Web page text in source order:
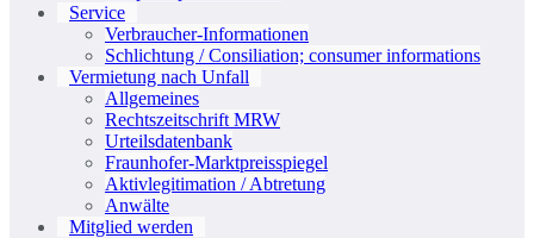
Service
Verbraucher-Informationen
Schlichtung / Consiliation; consumer informations
Vermietung nach Unfall
Allgemeines
Rechtszeitschrift MRW
Urteilsdatenbank
Fraunhofer-Marktpreisspiegel
Aktivlegitimation / Abtretung
Anwälte
Mitglied werden